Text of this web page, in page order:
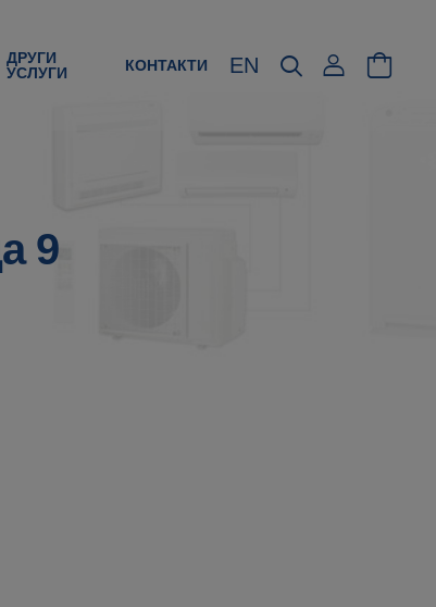
ДРУГИ
УСЛУГИ
КОНТАКТИ EN
9